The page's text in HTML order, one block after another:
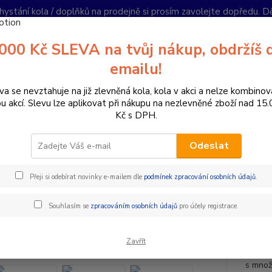
kola / doplňků na prodejně si prosím zavolejte dopředu.
Hledat
PO-
VECTOR TECH A1
s
Kč SLEVA na tvůj nákup, obdržíš
emailu!
se nevztahuje na již zlevněná kola, kola v akci a nelze
akcí. Slevu lze aplikovat při nákupu na nezlevněné zboží nad
Kč s DPH.
Odeslat
Přeji si odebírat novinky e-mailem dle podmínek zpracování osobních údajů.
Souhlasím se zpracováním osobních údajůpro účely registrace.
Zavřít